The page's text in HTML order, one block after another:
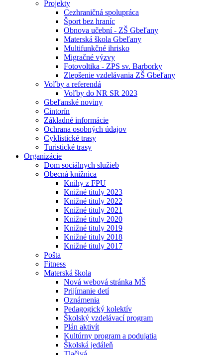
Projekty
Cezhraničná spolupráca
Šport bez hraníc
Obnova učební - ZŠ Gbeľany
Materská škola Gbeľany
Multifunkčné ihrisko
Migračné výzvy
Fotovoltika - ZPS sv. Barborky
Zlepšenie vzdelávania ZŠ Gbeľany
Voľby a referendá
Voľby do NR SR 2023
Gbeľanské noviny
Cintorín
Základné informácie
Ochrana osobných údajov
Cyklistické trasy
Turistické trasy
Organizácie
Dom sociálnych služieb
Obecná knižnica
Knihy z FPU
Knižné tituly 2023
Knižné tituly 2022
Knižné tituly 2021
Knižné tituly 2020
Knižné tituly 2019
Knižné tituly 2018
Knižné tituly 2017
Pošta
Fitness
Materská škola
Nová webová stránka MŠ
Prijímanie detí
Oznámenia
Pedagogický kolektív
Školský vzdelávací program
Plán aktivít
Kultúrny program a podujatia
Školská jedáleň